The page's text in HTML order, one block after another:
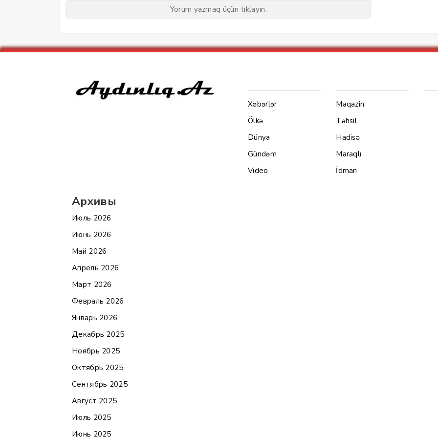
Yorum yazmaq üçün tıklayın.
Архивы
Июль 2026
Июнь 2026
Май 2026
Апрель 2026
Март 2026
Февраль 2026
Январь 2026
Декабрь 2025
Ноябрь 2025
Октябрь 2025
Сентябрь 2025
Август 2025
Июль 2025
Июнь 2025
Xəbərlər
Ölkə
Dünya
Gündəm
Video
Maqazin
Təhsil
Hadisə
Maraqlı
İdman